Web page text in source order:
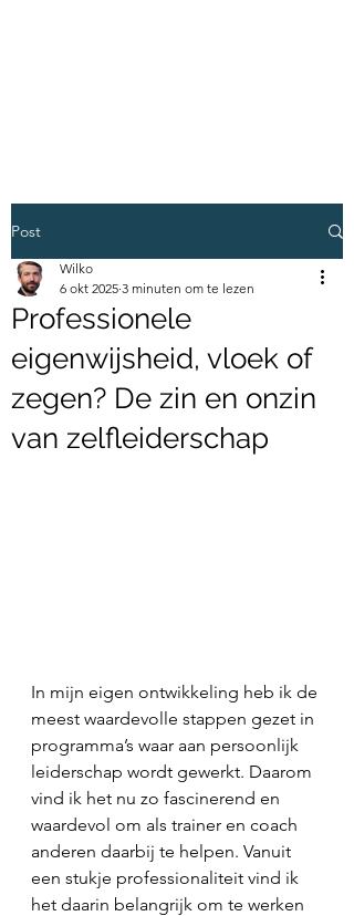
Post
Professionele
eigenwijsheid, vloek of
zegen? De zin en onzin
van zelfleiderschap
Wilko
6 okt 2025 3 minuten om te lezen
In mijn eigen ontwikkeling heb ik de
meest waardevolle stappen gezet in
programma’s waar aan persoonlijk
leiderschap wordt gewerkt. Daarom
vind ik het nu zo fascinerend en
waardevol om als trainer en coach
anderen daarbij te helpen. Vanuit
een stukje professionaliteit vind ik
het daarin belangrijk om te werken